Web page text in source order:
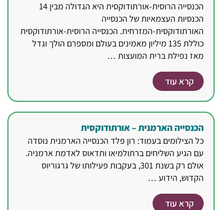
הכנסייה הרוסית-אורתודוקסית היא הגדולה מבין 14
הכנסיות העצמאיות של הכנסייה
האורתודוקסית-המזרחית. הכנסייה הרוסית-אורתודוקסית
כוללת 135 מיליון מאמינים בעולם ומספרם הולך וגדל
מאז נפילת ברית המועצות …
קרא עוד
הכנסייה הארמנית – אורתודוקסית
כל הצילומים בעמוד: רון פלד הכנסייה הארמנית נוסדה
עם הגיע השליחים ברתולמיאו ותדאוס לאדמת ארמניה.
אולם רק בשנת 301, בעקבות פעילותו של גרגוריוס
הקדוש, הידוע …
קרא עוד